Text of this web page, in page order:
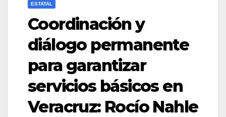
ESTATAL
Coordinación y
diálogo permanente
para garantizar
servicios básicos en
Veracruz: Rocío Nahle